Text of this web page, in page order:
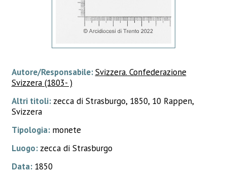
Autore/Responsabile:Svizzera. Confederazione
Svizzera (1803- )
Altri titoli: zecca di Strasburgo, 1850, 10 Rappen,
Svizzera
Tipologia: monete
Luogo: zecca di Strasburgo
Data: 1850